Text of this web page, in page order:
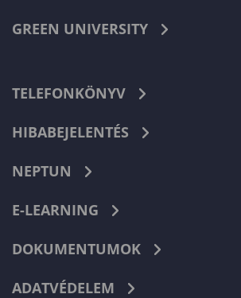
GREEN UNIVERSITY
TELEFONKÖNYV
HIBABEJELENTÉS
NEPTUN
E-LEARNING
DOKUMENTUMOK
ADATVÉDELEM